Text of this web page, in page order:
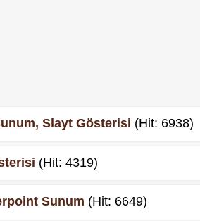
Slayt Gösterisi (Hit: 6938)
(Hit: 4319)
Sunum (Hit: 6649)